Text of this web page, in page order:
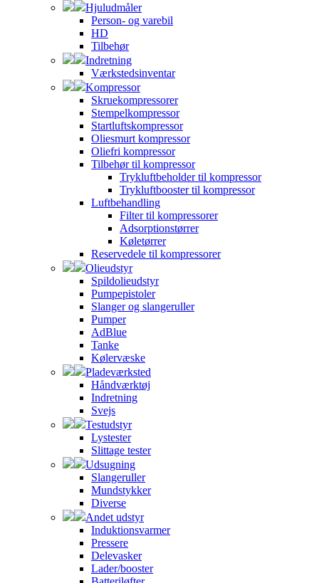
Hjuludmåler
Person- og varebil
HD
Tilbehør
Indretning
Værkstedsinventar
Kompressor
Skruekompressorer
Stempelkompressor
Startluftskompressor
Oliesmurt kompressor
Oliefri kompressor
Tilbehør til kompressor
Trykluftbeholder til kompressor
Trykluftbooster til kompressor
Luftbehandling
Filter til kompressorer
Adsorptionstørrer
Køletørrer
Reservedele til kompressorer
Olieudstyr
Spildolieudstyr
Pumpepistoler
Slanger og slangeruller
Pumper
AdBlue
Tanke
Kølervæske
Pladeværksted
Håndværktøj
Indretning
Svejs
Testudstyr
Lystester
Slittage tester
Udsugning
Slangeruller
Mundstykker
Diverse
Andet udstyr
Induktionsvarmer
Pressere
Delevasker
Lader/booster